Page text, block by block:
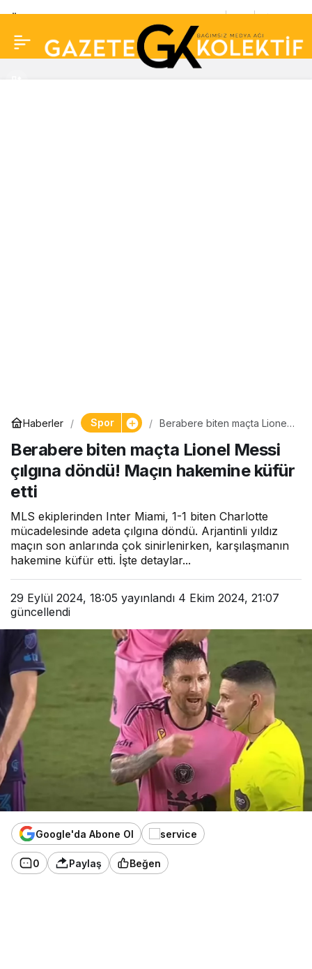
Haberler Spor
Berabere biten maçta Lionel
hakemine küfür etti
Berabere biten maçta Lionel Messi
çılgına döndü! Maçın hakemine küfür
etti
MLS ekiplerinden Inter Miami, 1-1 biten Charlotte
mücadelesinde adeta çılgına döndü. Arjantinli yıldız
maçın son anlarında çok sinirlenirken, karşılaşmanın
hakemine küfür etti. İşte detaylar...
29 Eylül 2024, 18:05 yayınlandı 4 Ekim 2024, 21:07
güncellendi
Google'da Abone Ol
0 Paylaş Beğen
Dilmen’in yeni adresi